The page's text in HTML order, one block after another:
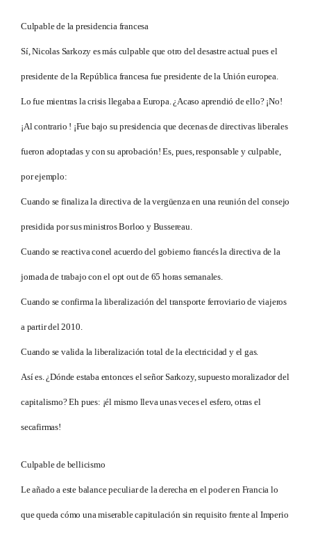
Culpable de la presidencia francesa
Sí, Nicolas Sarkozy es más culpable que otro del desastre actual pues el
presidente de la República francesa fue presidente de la Unión europea.
Lo fue mientras la crisis llegaba a Europa. ¿Acaso aprendió de ello? ¡No!
¡Al contrario ! ¡Fue bajo su presidencia que decenas de directivas liberales
fueron adoptadas y con su aprobación! Es, pues, responsable y culpable,
por ejemplo:
Cuando se finaliza la directiva de la vergüenza en una reunión del consejo
presidida por sus ministros Borloo y Bussereau.
Cuando se reactiva conel acuerdo del gobierno francés la directiva de la
jornada de trabajo con el opt out de 65 horas semanales.
Cuando se confirma la liberalización del transporte ferroviario de viajeros
a partir del 2010.
Cuando se valida la liberalización total de la electricidad y el gas.
Así es. ¿Dónde estaba entonces el señor Sarkozy, supuesto moralizador del
capitalismo? Eh pues: ¡él mismo lleva unas veces el esfero, otras el
secafirmas!
Culpable de bellicismo
Le añado a este balance peculiar de la derecha en el poder en Francia lo
que queda cómo una miserable capitulación sin requisito frente al Imperio